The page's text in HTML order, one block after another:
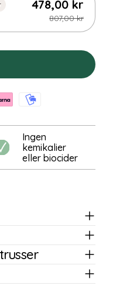
478,00 kr
807,00 kr
Ingen
kemikalier
eller biocider